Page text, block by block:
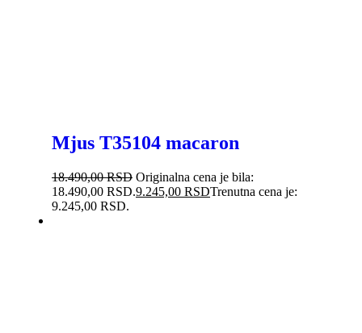
Mjus T35104 macaron
18.490,00RSD Originalna cena je bila:
18.490,00 RSD.9.245,00 RSDTrenutna cena je:
9.245,00 RSD.